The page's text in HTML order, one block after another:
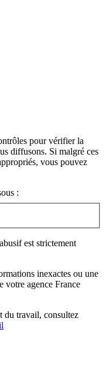
pour vérifier la
diffusons. Si malgré ces
vous pouvez
:
est strictement
inexactes ou une
votre agence France
du travail, consultez